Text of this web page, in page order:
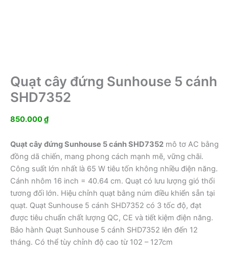
Quạt cây đứng Sunhouse 5 cánh
SHD7352
850.000₫
Quạt cây đứng Sunhouse 5 cánh SHD7352 mô tơ AC bằng
đồng dã chiến, mang phong cách mạnh mẽ, vững chãi.
Công suất lớn nhất là 65 W tiêu tốn không nhiều điện năng.
Cánh nhôm 16 inch = 40.64 cm. Quạt có lưu lượng gió thổi
tương đối lớn. Hiệu chỉnh quạt bằng núm điều khiển sẵn tại
quạt. Quạt Sunhouse 5 cánh SHD7352 có 3 tốc độ, đạt
được tiêu chuẩn chất lượng QC, CE và tiết kiệm điện năng.
Bảo hành Quạt Sunhouse 5 cánh SHD7352 lên đến 12
tháng. Có thể tùy chỉnh độ cao từ 102 – 127cm